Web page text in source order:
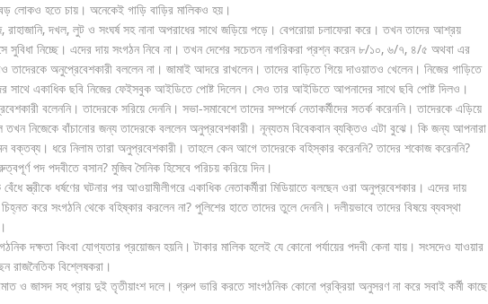
লোকও হতে চায়। অনেকেই গাড়ি বাড়ির মালিকও হয়।
রাহাজানি, দখল, লুট ও সংঘর্ষ সহ নানা অপরাধের সাথে জড়িয়ে পড়ে। বেপরোয়া চলাফেরা করে। তখন তাদের আশ্রয়
সুবিধা নিচ্ছে। এদের দায় সংগঠন নিবে না। তখন দেশের সচেতন নাগরিকরা প্রশ্ন করেন ৮/১০, ৬/৭, ৪/৫ অথবা এর
তাদেরকে অনুপ্রেবেশকারী বললেন না। জামাই আদরে রাখলেন। তাদের বাড়িতে গিয়ে দাওয়াতও খেলেন। নিজের গাড়িতে
সাথে একাধিক ছবি নিজের ফেইসবুক আইডিতে পোষ্ট দিলেন। সেও তার আইডিতে আপনাদের সাথে ছবি পোষ্ট দিলও।
বলেননি। তাদেরকে সরিয়ে দেননি। সভা-সমাবেশে তাদের সম্পর্কে নেতাকর্মীদের সতর্ক করেননি। তাদেরকে এড়িয়ে
নিজেকে বাঁচানোর জন্য তাদেরকে বললেন অনুপ্রবেশকারী। নূন্যতম বিবেকবান ব্যক্তিও এটা বুঝে। কি জন্য আপনারা
বক্তব্য। ধরে নিলাম তারা অনুপ্রবেশকারী। তাহলে কেন আগে তাদেরকে বহিস্কার করেননি? তাদের শকোজ করেননি?
পদ পদবীতে বসান? মুজিব সৈনিক হিসেবে পরিচয় করিয়ে দিন।
স্ত্রীকে ধর্ষণের ঘটনার পর আওয়ামীলীগরে একাধিক নেতাকর্মীরা মিডিয়াতে বলছেন ওরা অনুপ্রবেশকার। এদের দায়
করে সংগঠনি থেকে বহিষ্কার করলেন না? পুলিশের হাতে তাদের তুলে দেননি। দলীয়ভাবে তাদের বিষয়ে ব্যবস্থা
দক্ষতা কিংবা যোগ্যতার প্রয়োজন হয়নি। টাকার মালিক হলেই যে কোনো পর্যায়ের পদবী কেনা যায়। সংসদেও যাওয়ার
বিশ্লেষকরা।
ও জাসদ সহ প্রায় দুই তৃতীয়াংশ দলে। গ্রুপ ভারি করতে সাংগঠনিক কোনো প্রক্রিয়া অনুসরণ না করে সবাই কর্মী কাছে